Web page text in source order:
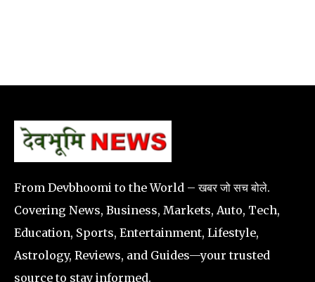
From Devbhoomi to the World – खबर जो सच बोले.
Covering News, Business, Markets, Auto, Tech,
Education, Sports, Entertainment, Lifestyle,
Astrology, Reviews, and Guides—your trusted
source to stay informed.